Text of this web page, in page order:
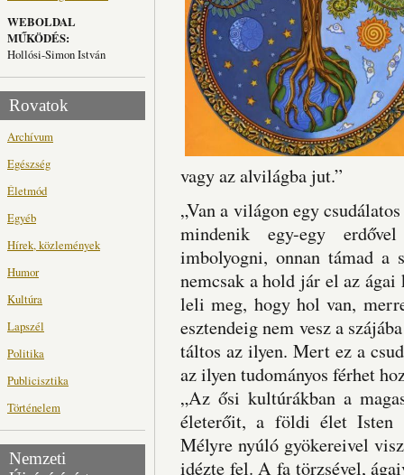
WEBOLDAL
MŰKÖDÉS:
Hollósi-Simon István
Rovatok
Archívum
Egészség
Életmód
Egyéb
Hírek, közlemények
Humor
Kultúra
Lapszél
Politika
Publicisztika
Történelem
Nemzeti
vagy az alvilágba jut.”
„Van a világon egy
mindenik egy-egy
imbolyogni, onnan támad a
nemcsak a hold jár el az
leli meg, hogy hol van,
esztendeig nem vesz a
táltos az ilyen. Mert ez a
az ilyen tudományos férhet
„Az ősi kultúrákban a
életerőit, a földi élet Isten
Mélyre nyúló gyökereivel
idézte fel. A fa törzsével,